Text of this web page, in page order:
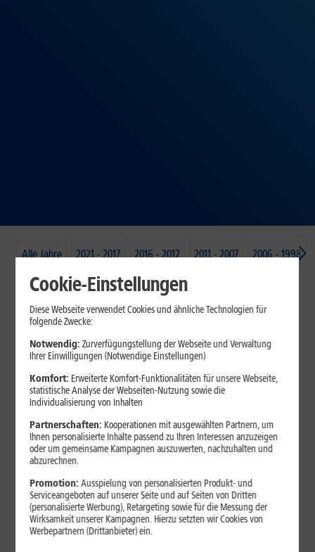
Alle Jahre 2021 - 2017 2016 - 2012 2011 - 2007 2006 - 1998
2025
Nur zwei Jahre nach dem Start der mobilen Dienste erreicht
das1&1 O-RANzum 31. Dezember 2025 bereits mehr als ein
Viertel der deutschen Haushalte. Im November 2025 hat
1&1 zudem die größte Kundenmigration der deutschen
Mobilfunkgeschichte erfolgreich abgeschlossen: Seither nutzen
Cookie-Einstellungen
Diese Webseite verwendet Cookies und ähnliche Technologien für
folgende Zwecke:
Notwendig: Zurverfügungstellung der Webseite und Verwaltung
Ihrer Einwilligungen (Notwendige Einstellungen)
Komfort: Erweiterte Komfort-Funktionalitäten für unsere Webseite,
statistische Analyse der Webseiten-Nutzung sowie die
Individualisierung von Inhalten
Partnerschaften: Kooperationen mit ausgewählten Partnern, um
Ihnen personalisierte Inhalte passend zu Ihren Interessen anzuzeigen
oder um gemeinsame Kampagnen auszuwerten, nachzuhalten und
abzurechnen.
Promotion:Ausspielung von personalisierten Produkt- und
Serviceangeboten auf unserer Seite und auf Seiten von Dritten
(personalisierte Werbung), Retargeting sowie für die Messung der
Wirksamkeit unserer Kampagnen. Hierzu setzten wir Cookies von
Werbepartnern (Drittanbieter) ein.